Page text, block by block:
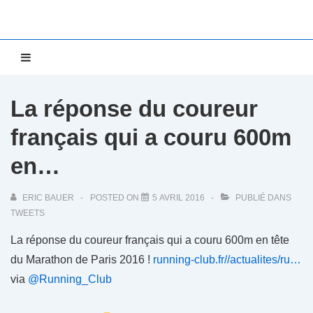
La réponse du coureur
français qui a couru 600m
en…
ERIC BAUER POSTED ON 5 AVRIL 2016
PUBLIÉ DANS
TWEETS
La réponse du coureur français qui a couru 600m en tête
du Marathon de Paris 2016 ! running-club.fr//actualites/ru…
via @Running_Club